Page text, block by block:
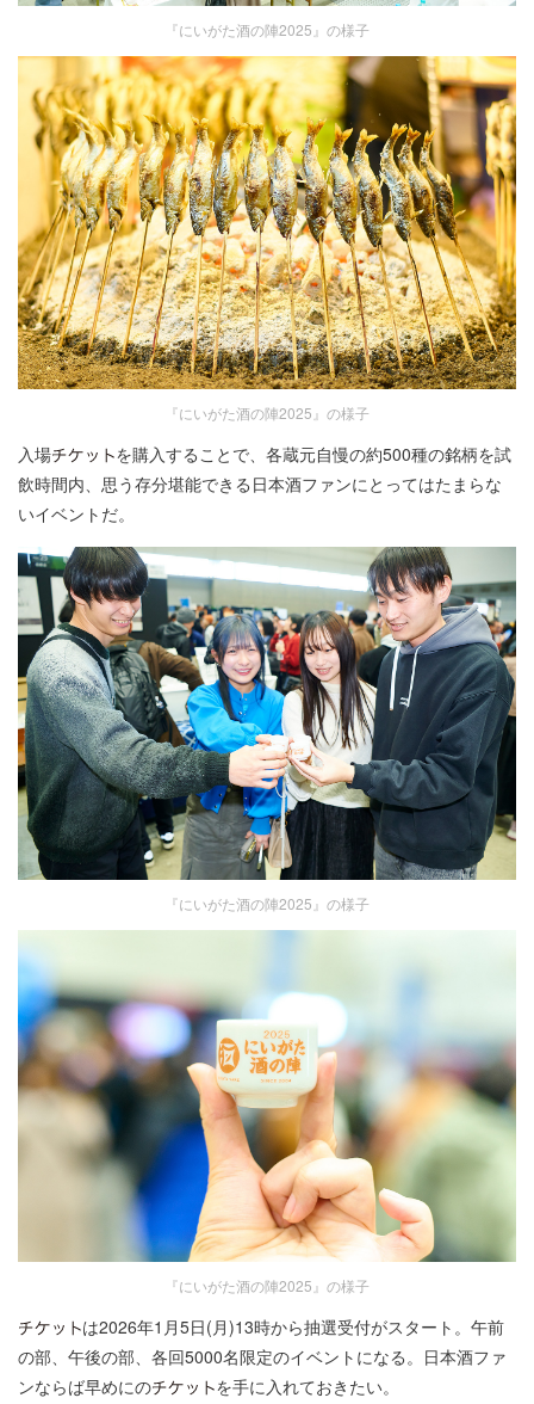
『にいがた酒の陣2025』の様子
『にいがた酒の陣2025』の様子
入場
を購入することで、各蔵元自慢の約500種の銘柄を試
飲時間内、思う存分堪能できる日本酒ファンにとってはたまらな
いイベントだ。
『にいがた酒の陣2025』の様子
『にいがた酒の陣2025』の様子
は2026年1月5日(月)13時から抽選受付がスタート。午前
の部、午後の部、各回5000名限定のイベントになる。日本酒ファ
ンならば早めにの
を手に入れておきたい。